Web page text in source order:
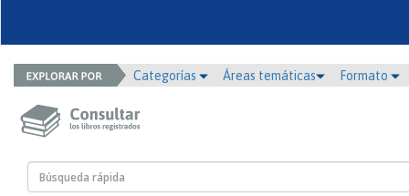
Categorías Áreas temáticas Formato